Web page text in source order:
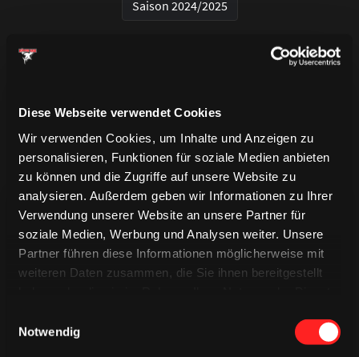
Diese Webseite verwendet Cookies
Wir verwenden Cookies, um Inhalte und Anzeigen zu
personalisieren, Funktionen für soziale Medien anbieten
zu können und die Zugriffe auf unsere Website zu
analysieren. Außerdem geben wir Informationen zu Ihrer
Verwendung unserer Website an unsere Partner für
soziale Medien, Werbung und Analysen weiter. Unsere
Partner führen diese Informationen möglicherweise mit
weiteren Daten zusammen, die Sie ihnen bereitgestellt
Notwendig
Saison 2024/2025